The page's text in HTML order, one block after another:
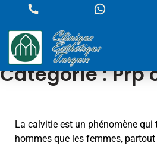
Catégorie :Prp
La calvitie est un phénomène qui
hommes que les femmes,